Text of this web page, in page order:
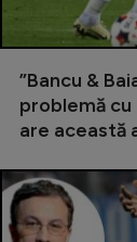
”Bancu &
problemă cu
are această